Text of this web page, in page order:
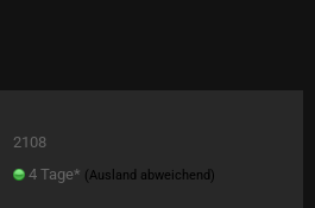
2108
4 Tage* (Ausland abweichend)